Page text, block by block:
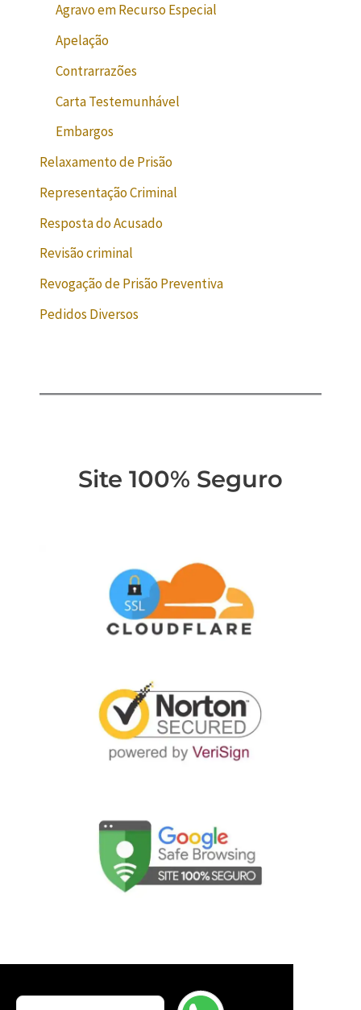
Agravo em Recurso Especial
Apelação
Contrarrazões
Carta Testemunhável
Embargos
Relaxamento de Prisão
Representação Criminal
Resposta do Acusado
Revisão criminal
Revogação de Prisão Preventiva
Pedidos Diversos
Site 100% Seguro